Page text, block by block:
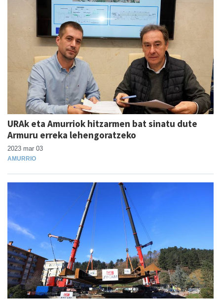
URAk eta Amurriok hitzarmen bat sinatu dute
Armuru erreka lehengoratzeko
2023 mar 03
AMURRIO